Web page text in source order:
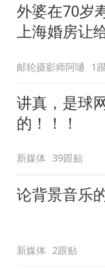
外婆在70岁
上海婚房让
邮轮摄影师阿嗵 1
讲真，是球
的！！！
新媒体 39跟贴
论背景音乐
新媒体 2跟贴